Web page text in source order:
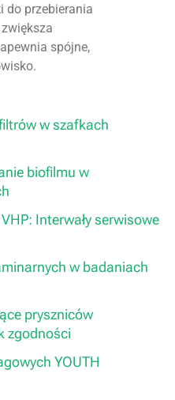
do przebierania
spójne,
w szafkach
biofilmu w
Interwały serwisowe
w badaniach
pryszniców
zgodności
YOUTH